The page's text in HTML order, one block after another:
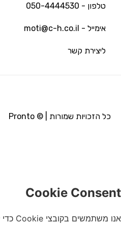
טלפון - 050-4444530
אימייל - moti@c-h.co.il
ליצירת קשר
כל הזכויות שמורות | © Pronto